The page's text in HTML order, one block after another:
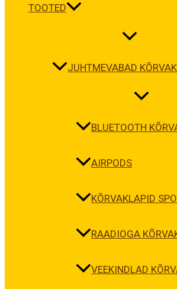
TOOTED
JUHTMEVABAD
BLUETOOTH
AIRPODS
KÕRVAKLAPID
RAADIOGA
VEEKINDLAD